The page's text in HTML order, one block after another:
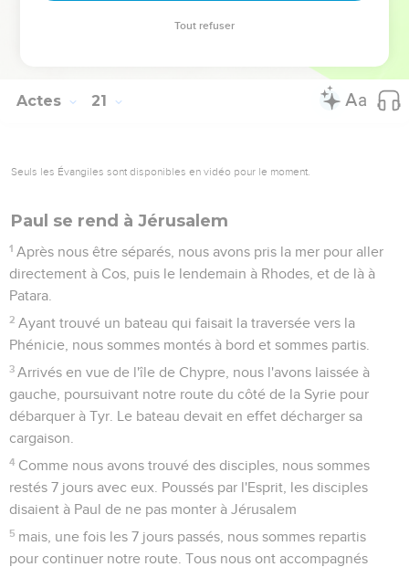
Actes 21
Seuls les Évangiles sont disponibles en vidéo pour le moment.
Paul se rend à Jérusalem
1 Après nous être séparés, nous avons pris la mer pour aller
directement à Cos, puis le lendemain à Rhodes, et de là à
Patara.
2 Ayant trouvé un bateau qui faisait la traversée vers la
Phénicie, nous sommes montés à bord et sommes partis.
3 Arrivés en vue de l'île de Chypre, nous l'avons laissée à
gauche, poursuivant notre route du côté de la Syrie pour
débarquer à Tyr. Le bateau devait en effet décharger sa
cargaison.
4 Comme nous avons trouvé des disciples, nous sommes
restés 7 jours avec eux. Poussés par l'Esprit, les disciples
disaient à Paul de ne pas monter à Jérusalem
5 mais, une fois les 7 jours passés, nous sommes repartis
pour continuer notre route. Tous nous ont accompagnés
Tout refuser